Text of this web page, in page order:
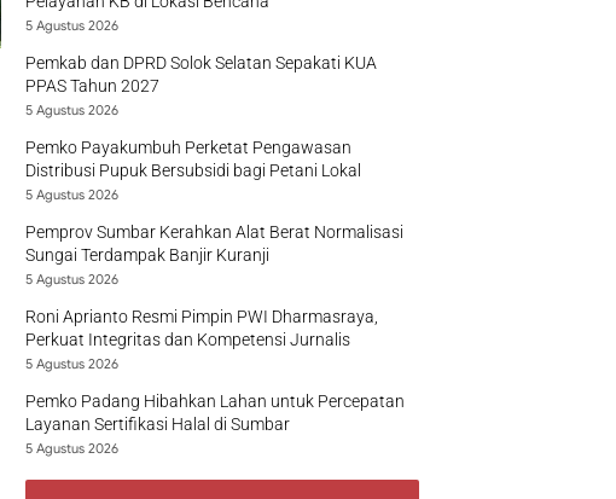
5 Agustus 2026
Pemkab dan DPRD Solok Selatan Sepakati KUA
PPAS Tahun 2027
5 Agustus 2026
Pemko Payakumbuh Perketat Pengawasan
Distribusi Pupuk Bersubsidi bagi Petani Lokal
5 Agustus 2026
Pemprov Sumbar Kerahkan Alat Berat Normalisasi
Sungai Terdampak Banjir Kuranji
5 Agustus 2026
Roni Aprianto Resmi Pimpin PWI Dharmasraya,
Perkuat Integritas dan Kompetensi Jurnalis
5 Agustus 2026
Pemko Padang Hibahkan Lahan untuk Percepatan
Layanan Sertifikasi Halal di Sumbar
5 Agustus 2026